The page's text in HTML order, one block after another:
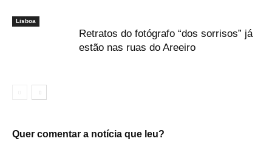
Lisboa
Retratos do fotógrafo “dos sorrisos” já
estão nas ruas do Areeiro
Quer comentar a notícia que leu?